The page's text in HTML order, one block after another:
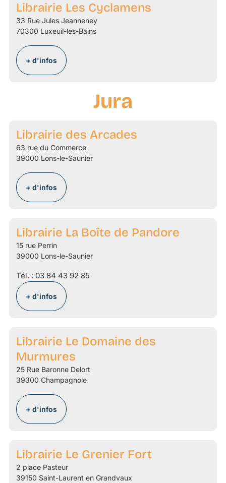
Librairie Les Cyclamens
33 Rue Jules Jeanneney
70300 Luxeuil-les-Bains
+ d'infos
Jura
Librairie des Arcades
63 rue du Commerce
39000 Lons-le-Saunier
+ d'infos
Librairie La Boîte de Pandore
15 rue Perrin
39000 Lons-le-Saunier
Tél. : 03 84 43 92 85
+ d'infos
Librairie Le Domaine des
Murmures
25 Rue Baronne Delort
39300 Champagnole
+ d'infos
Librairie Le Grenier Fort
2 place Pasteur
39150 Saint-Laurent en Grandvaux